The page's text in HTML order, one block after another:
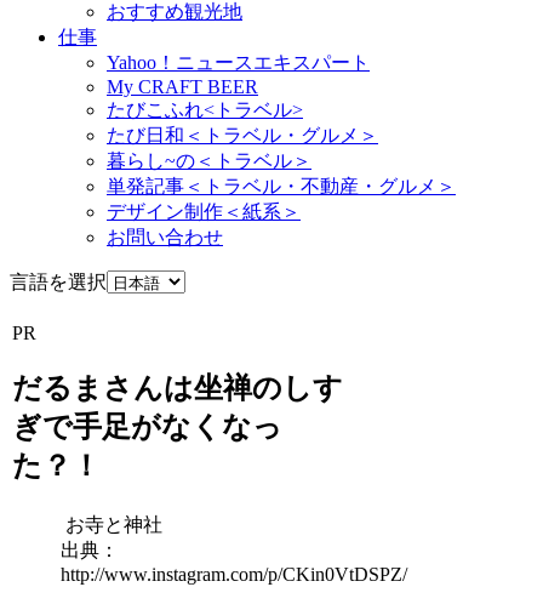
おすすめ観光地
仕事
Yahoo！ニュースエキスパート
My CRAFT BEER
たびこふれ<トラベル>
たび日和＜トラベル・グルメ＞
暮らし~の＜トラベル＞
単発記事＜トラベル・不動産・グルメ＞
デザイン制作＜紙系＞
お問い合わせ
言語を選択
PR
だるまさんは坐禅のしす
ぎで手足がなくなっ
た？！
お寺と神社
出典：
http://www.instagram.com/p/CKin0VtDSPZ/